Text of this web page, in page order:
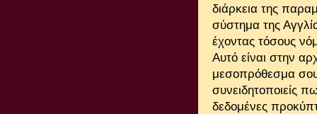
διάρκεια της
σύστημα της
έχοντας τόσους
Αυτό είναι στην
μεσοπρόθεσμα
συνειδητοποιείς
δεδομένες